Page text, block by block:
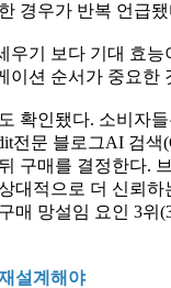
경우가 반복 언급됐
우기 보다 기대 효능
이션 순서가 중요한
확인됐다. 소비자들
전문 블로그AI 검색
구매를 결정한다.
대적으로 더 신뢰하
매 망설임 요인 3위
설계해야